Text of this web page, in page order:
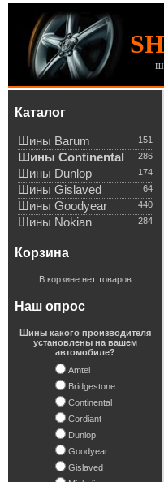
Каталог
151
Шины Barum
286
Шины Continental
174
Шины Dunlop
64
Шины Gislaved
440
Шины Goodyear
284
Шины Nokian
Корзина
В корзине нет товаров
Наш опрос
Шины какого производителя
установлены на вашем
автомобиле?
Amtel
Bridgestone
Continental
Cordiant
Dunlop
Goodyear
Gislaved